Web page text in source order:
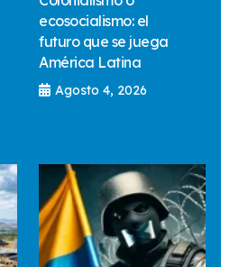
ecosocialismo: el
futuro que se juega
América Latina
Agosto 4, 2026